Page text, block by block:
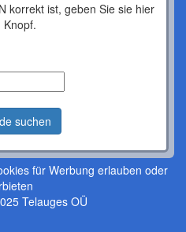
korrekt ist, geben Sie sie hier
Knopf.
suchen
für Werbung erlauben oder
Telauges OÜ